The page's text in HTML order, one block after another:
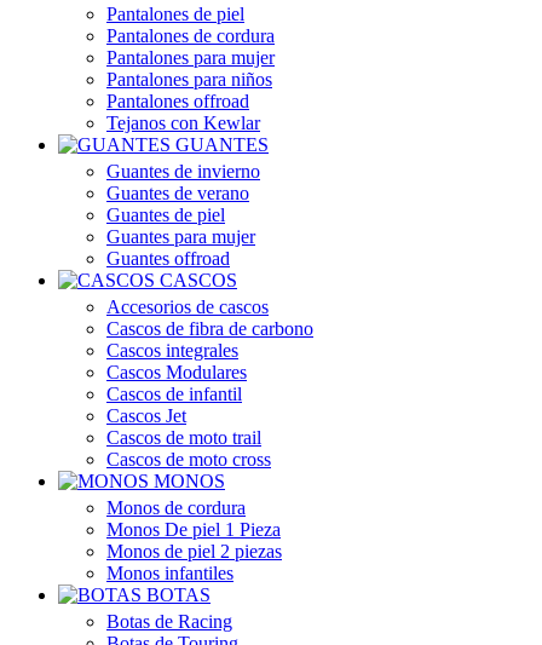
Pantalones de piel
Pantalones de cordura
Pantalones para mujer
Pantalones para niños
Pantalones offroad
Tejanos con Kewlar
GUANTES
Guantes de invierno
Guantes de verano
Guantes de piel
Guantes para mujer
Guantes offroad
CASCOS
Accesorios de cascos
Cascos de fibra de carbono
Cascos integrales
Cascos Modulares
Cascos de infantil
Cascos Jet
Cascos de moto trail
Cascos de moto cross
MONOS
Monos de cordura
Monos De piel 1 Pieza
Monos de piel 2 piezas
Monos infantiles
BOTAS
Botas de Racing